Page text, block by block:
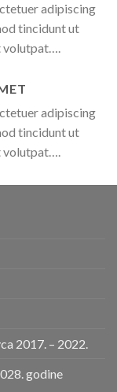
adipiscing
tincidunt ut
volutpat….
adipiscing
tincidunt ut
volutpat….
2017. – 2022.
godine